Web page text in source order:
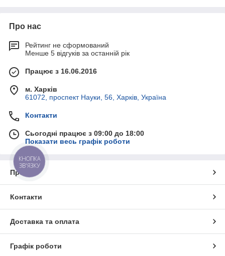
Для уточнення будь-якої інформації, консультацій і
на сайті ТОВ «Гідро-Максимум».
Про нас
Рейтинг не сформований
Менше 5 відгуків за останній рік
Працює з 16.06.2016
м. Харків
61072, проспект Науки, 56, Харків, Україна
Контакти
Сьогодні працює з 09:00 до 18:00
Показати весь графік роботи
Про нас
Контакти
Доставка та оплата
Графік роботи
КНОПКА
ЗВ'ЯЗКУ